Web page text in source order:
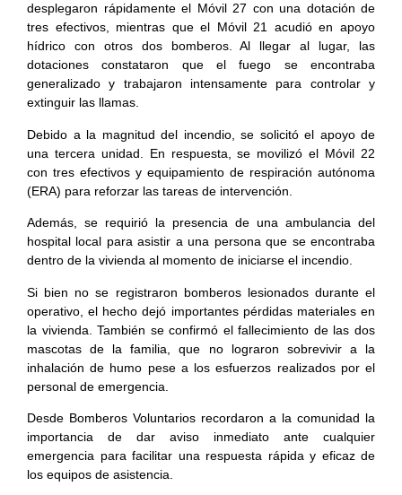
desplegaron rápidamente el Móvil 27 con una dotación de
tres efectivos, mientras que el Móvil 21 acudió en apoyo
hídrico con otros dos bomberos. Al llegar al lugar, las
dotaciones constataron que el fuego se encontraba
generalizado y trabajaron intensamente para controlar y
extinguir las llamas.
Debido a la magnitud del incendio, se solicitó el apoyo de
una tercera unidad. En respuesta, se movilizó el Móvil 22
con tres efectivos y equipamiento de respiración autónoma
(ERA) para reforzar las tareas de intervención.
Además, se requirió la presencia de una ambulancia del
hospital local para asistir a una persona que se encontraba
dentro de la vivienda al momento de iniciarse el incendio.
Si bien no se registraron bomberos lesionados durante el
operativo, el hecho dejó importantes pérdidas materiales en
la vivienda. También se confirmó el fallecimiento de las dos
mascotas de la familia, que no lograron sobrevivir a la
inhalación de humo pese a los esfuerzos realizados por el
personal de emergencia.
Desde Bomberos Voluntarios recordaron a la comunidad la
importancia de dar aviso inmediato ante cualquier
emergencia para facilitar una respuesta rápida y eficaz de
los equipos de asistencia.